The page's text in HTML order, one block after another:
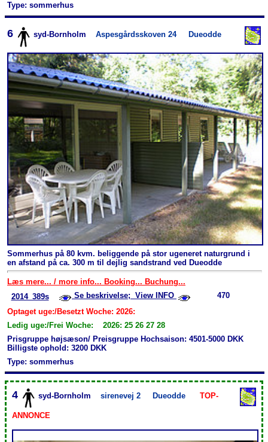
Type: sommerhus
6 syd-Bornholm Aspesgårdsskoven 24 Dueodde
Sommerhus på 80 kvm. beliggende på stor ugeneret naturgrund i
en afstand på ca. 300 m til dejlig sandstrand ved Dueodde
Læs mere... / more info... Booking... Buchung...
2014_389s
Se beskrivelse; View INFO
470
Optaget uge:/Besetzt Woche: 2026:
Ledig uge:/Frei Woche: 2026: 25 26 27 28
Prisgruppe højsæson/ Preisgruppe Hochsaison: 4501-5000 DKK
Billigste ophold: 3200 DKK
Type: sommerhus
4 syd-Bornholm sirenevej 2 Dueodde TOP-
ANNONCE